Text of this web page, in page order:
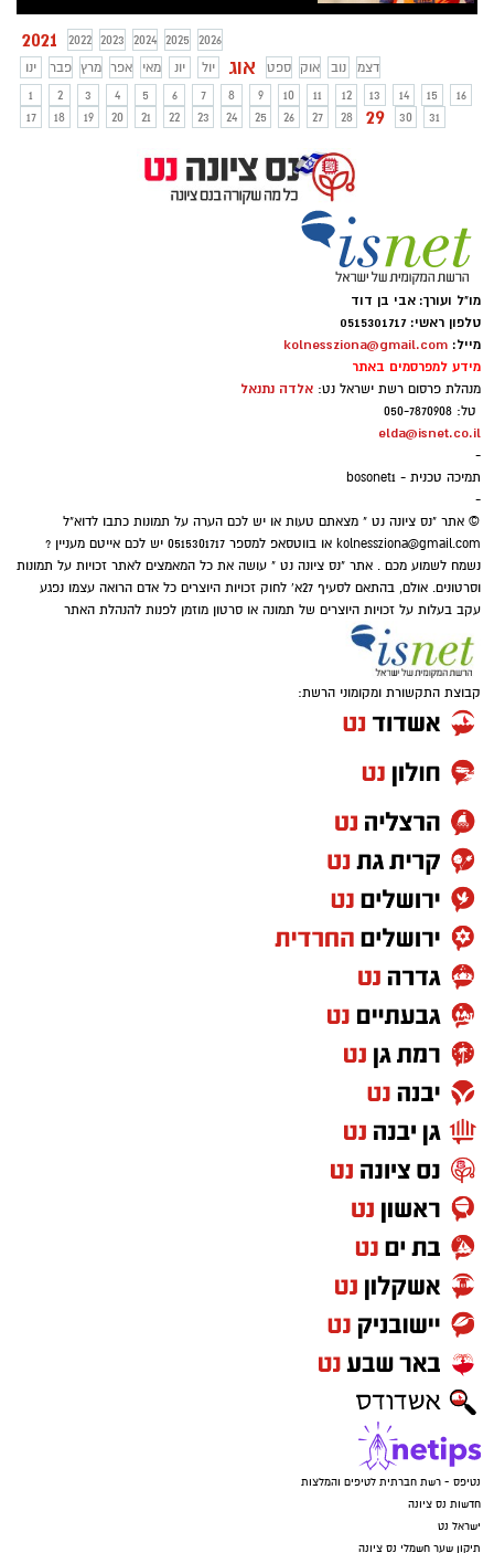
סכנין, הראה לכולם שיש לו עוד הרבה מה
למכור על המגרשים בליגת העל. היום הוא
היה שותף מלא לניצחון של קבוצתו, בני סכנין
על מכבי תל אביב בתוצאה 3-1. רז, שהיה
אחד השחקנים האהובים והמצטיינים בשורות
הסקציה, כבש היום בדקה ה-74 את השער
השני לזכות קבוצתו. *** ואנחנו כאן במדור
הספורט של אתר נס ציונה נט נמשיך להחזיק
לו אצבעות ולהמתין לעוד חדשות טובות!
2021 2022 2023 2024 2025
2026
ינו
פבר מרץ אפר מאי יונ יול אוג ספט אוק נוב
דצמ
1
2 3 4 5 6 7 8 9 10 11 12 13 14 15
16
17
18 19 20 21 22 23 24 25 26 27 28 29 30 31
מו"ל ועורך: אבי בן דוד
טלפון ראשי: 0515301717
מייל: kolnessziona@gmail.com
מידע למפרסמים באתר
מנהלת פרסום רשת ישראל נט: אלדה נתנאל
טל: 050-7870908
elda@isnet.co.il
-
תמיכה טכנית - bosonet1
-
© אתר "נס ציונה נט " מצאתם טעות או יש לכם הערה על תמונות כתבו לדוא"ל
kolnessziona@gmail.com
או בווטסאפ למספר 0515301717 יש לכם אייטם מעניין ?
נשמח לשמוע מכם . אתר "נס ציונה נט " עושה את כל המאמצים לאתר זכויות על תמונות
וסרטונים. אולם, בהתאם לסעיף 27א' לחוק זכויות היוצרים כל אדם הרואה עצמו נפגע
עקב בעלות על זכויות היוצרים של תמונה או סרטון מוזמן לפנות להנהלת האתר
קבוצת התקשורת ומקומוני הרשת:
נטיפס - רשת חברתית לטיפים והמלצות
חדשות נס ציונה
ישראל נט
תיקון שער חשמלי נס ציונה